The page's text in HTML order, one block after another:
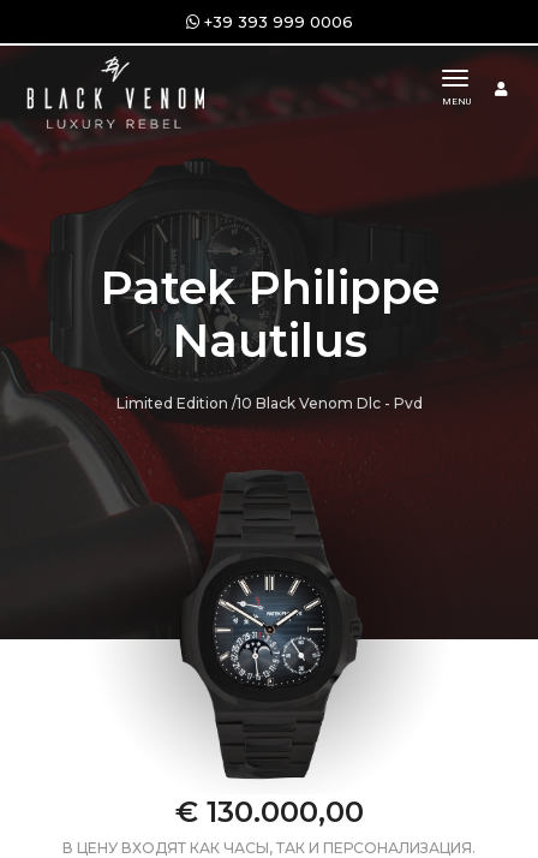
+39 393 999 0006
toggle
MENU
Patek Philippe
Nautilus
Limited Edition /10 Black Venom Dlc - Pvd
€ 130.000,00
В ЦЕНУ ВХОДЯТ КАК ЧАСЫ, ТАК И ПЕРСОНАЛИЗАЦИЯ.